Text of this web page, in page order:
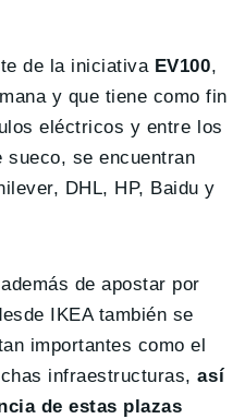
de la iniciativa EV100,
y que tiene como fin
eléctricos y entre los
sueco, se encuentran
DHL, HP, Baidu y
de apostar por
IKEA también se
importantes como el
infraestructuras,así
de estas plazas